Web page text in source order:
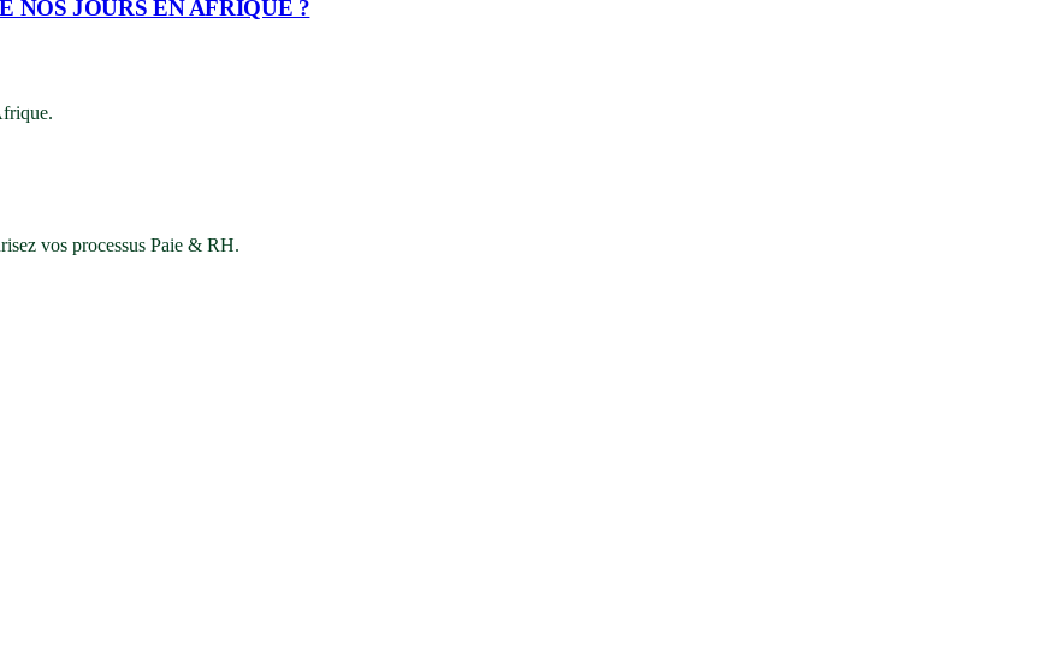
NOS JOURS EN AFRIQUE ?
vos processus Paie & RH.